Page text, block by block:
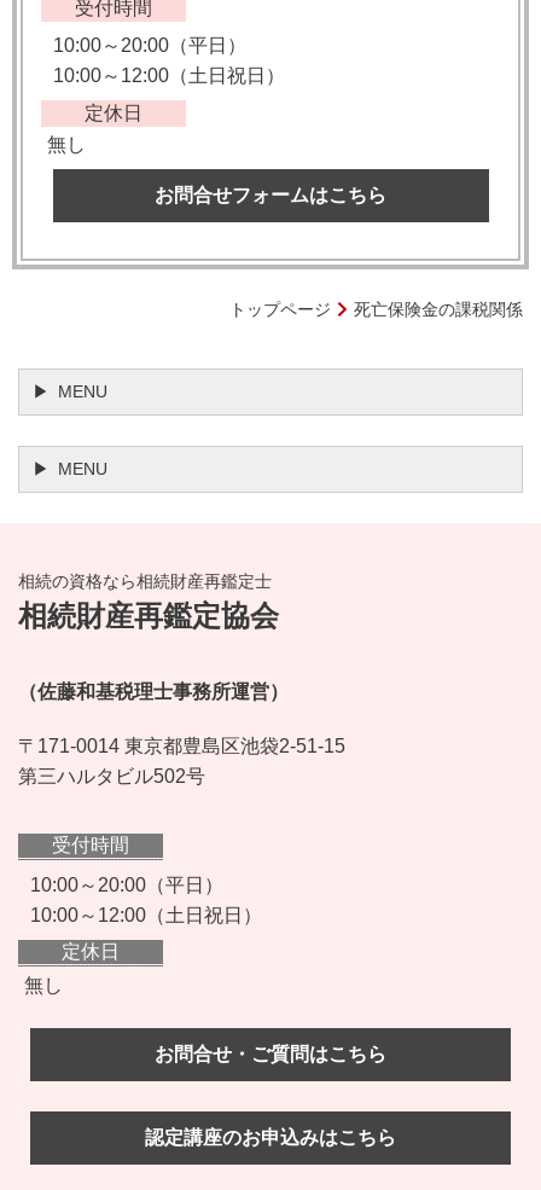
受付時間
10:00～20:00（平日）
10:00～12:00（土日祝日）
定休日
無し
お問合せフォームはこちら
トップページ 死亡保険金の課税関係
MENU
MENU
相続の資格なら相続財産再鑑定士
相続財産再鑑定協会
（佐藤和基税理士事務所運営）
〒171-0014 東京都豊島区池袋2-51-15
第三ハルタビル502号
受付時間
10:00～20:00（平日）
10:00～12:00（土日祝日）
定休日
無し
お問合せ・ご質問はこちら
認定講座のお申込みはこちら